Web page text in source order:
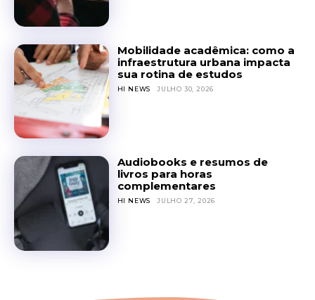
Mobilidade acadêmica: como a
infraestrutura urbana impacta
sua rotina de estudos
HI NEWS JULHO 30, 2026
Audiobooks e resumos de
livros para horas
complementares
HI NEWS JULHO 27, 2026